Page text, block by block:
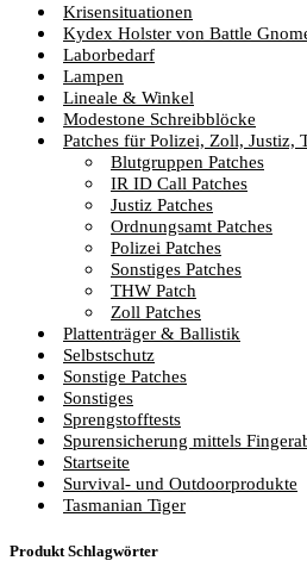
Krisensituationen
Kydex Holster von Battle
Laborbedarf
Lampen
Lineale & Winkel
Modestone Schreibblöcke
Patches für Polizei, Zoll, Justiz,
Blutgruppen Patches
IR ID Call Patches
Justiz Patches
Ordnungsamt Patches
Polizei Patches
Sonstiges Patches
THW Patch
Zoll Patches
Plattenträger & Ballistik
Selbstschutz
Sonstige Patches
Sonstiges
Sprengstofftests
Spurensicherung mittels
Startseite
Survival- und Outdoorprodukte
Tasmanian Tiger
Produkt Schlagwörter